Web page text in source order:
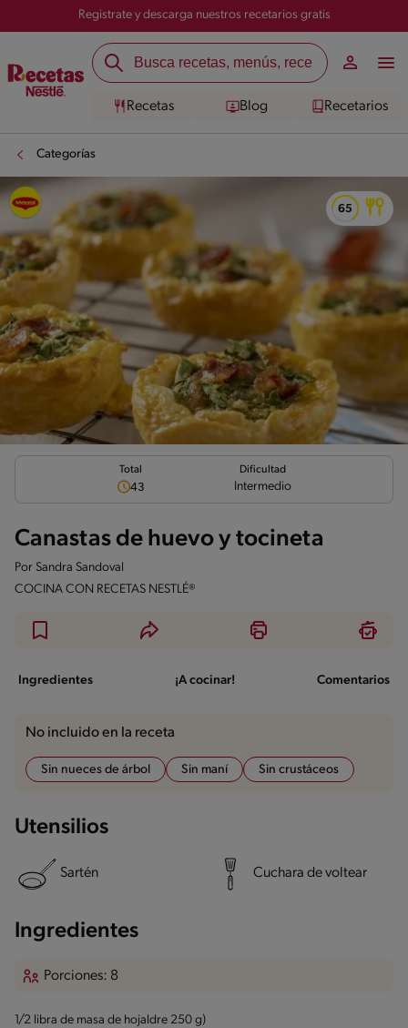
Registrate y descarga nuestros recetarios gratis
Recetas Blog Recetarios
Categorías
Total
43
Dificultad
Intermedio
Canastas de huevo y tocineta
Por Sandra Sandoval
COCINA CON RECETAS NESTLÉ®
Ingredientes ¡A cocinar! Comentarios
No incluido en la receta
Sin nueces de árbol Sin maní Sin crustáceos
Utensilios
Sartén Cuchara de voltear
Ingredientes
Porciones: 8
1/2 libra de masa de hojaldre 250 g)